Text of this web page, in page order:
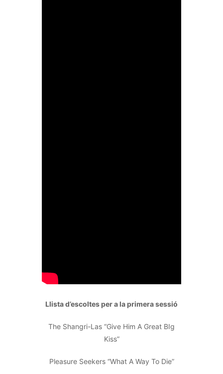
Llista d’escoltes per a la primera sessió
The Shangri-Las “Give Him A Great BIg
Kiss”
Pleasure Seekers “What A Way To Die”